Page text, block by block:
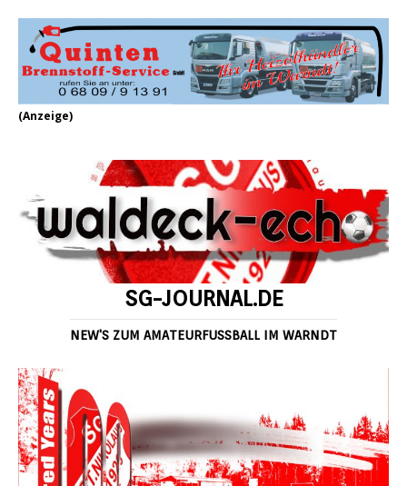
(Anzeige)
SG-JOURNAL.DE
NEW'S ZUM AMATEURFUSSBALL IM WARNDT